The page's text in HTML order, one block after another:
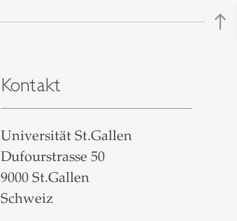
north
Kontakt
Universität St.Gallen
Dufourstrasse 50
9000 St.Gallen
Schweiz